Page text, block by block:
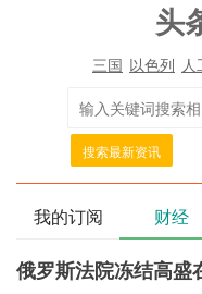
头
三国 以色列 人
搜索最新资讯
我的订阅 财经
俄罗斯法院冻结高